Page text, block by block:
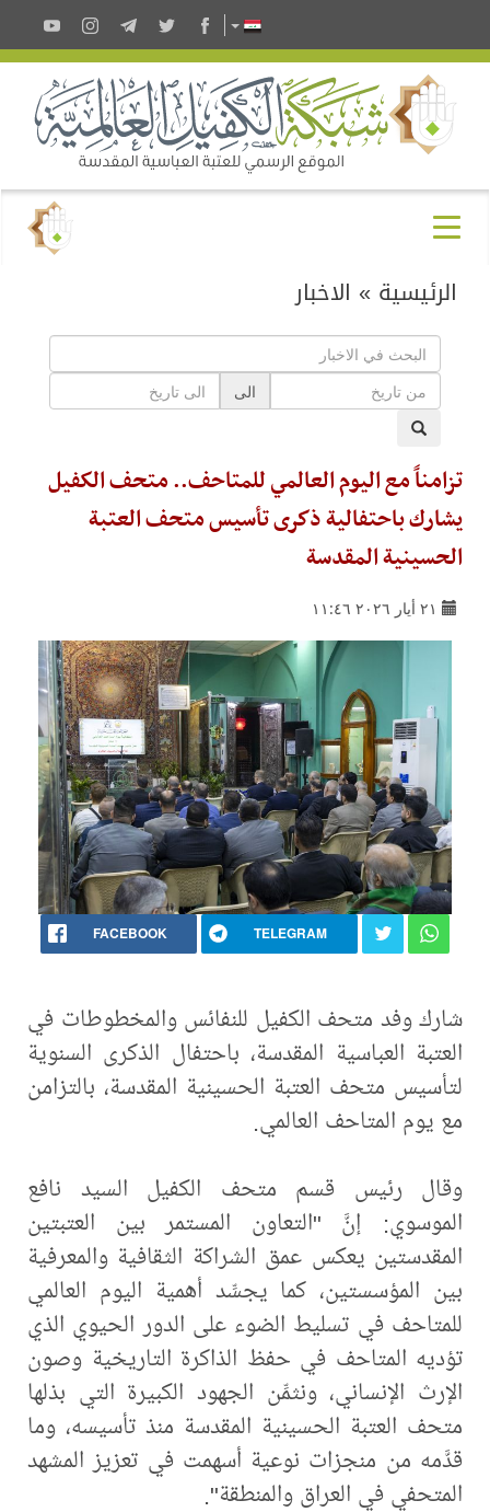
الرئيسية » الاخبار
الى
تزامناً مع اليوم العالمي للمتاحف.. متحف الكفيل
يشارك باحتفالية ذكرى تأسيس متحف العتبة
الحسينية المقدسة
٢١ أيار ٢٠٢٦ ١١:٤٦
FACEBOOK TELEGRAM
شارك وفد متحف الكفيل للنفائس والمخطوطات في
العتبة العباسية المقدسة، باحتفال الذكرى السنوية
لتأسيس متحف العتبة الحسينية المقدسة، بالتزامن
مع يوم المتاحف العالمي.
وقال رئيس قسم متحف الكفيل السيد نافع
الموسوي: إنَّ "التعاون المستمر بين العتبتين
المقدستين يعكس عمق الشراكة الثقافية والمعرفية
بين المؤسستين، كما يجسِّد أهمية اليوم العالمي
للمتاحف في تسليط الضوء على الدور الحيوي الذي
تؤديه المتاحف في حفظ الذاكرة التاريخية وصون
الإرث الإنساني، ونثمِّن الجهود الكبيرة التي بذلها
متحف العتبة الحسينية المقدسة منذ تأسيسه، وما
قدَّمه من منجزات نوعية أسهمت في تعزيز المشهد
المتحفي في العراق والمنطقة".